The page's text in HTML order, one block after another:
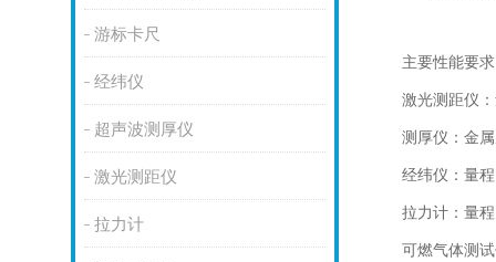
游标卡尺
经纬仪
超声波测厚仪
激光测距仪
拉力计
主要性能要求
激光测距仪：
测厚仪：金属
经纬仪：量程
拉力计：量程
可燃气体测试